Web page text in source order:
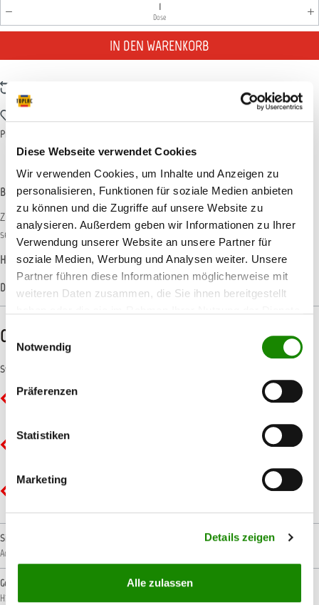
Diese Webseite verwendet Cookies
Wir verwenden Cookies, um Inhalte und Anzeigen zu
personalisieren, Funktionen für soziale Medien anbieten
zu können und die Zugriffe auf unsere Website zu
analysieren. Außerdem geben wir Informationen zu Ihrer
Verwendung unserer Website an unsere Partner für
soziale Medien, Werbung und Analysen weiter. Unsere
Partner führen diese Informationen möglicherweise mit
weiteren Daten zusammen, die Sie ihnen bereitgestellt
Einwilligungsauswahl
Notwendig
Präferenzen
Statistiken
Marketing
Details zeigen
Alle zulassen
Produkt Anzahl: Gib den gewünschten Wert ein oder
Dose
IN DEN WARENKORB
Produktnummer:
Beschreibung
Zinn- und kupferfreie, selbstpolierende Unterwasserfarbe. Durch die
selbstpolierende Wirkung bleibt das Unterwasserschiff gl…
Hersteller-Informationen
Datenblätter
CLP-/REACH-Hinweise
Symbole
GHS02 - Flamme: Entzündbar
GHS07 - Ausrufezeichen: Gesundheitsgefahr
GHS09 - Umwelt: Umweltgefährlich
Signalwort
Achtung!
Gefahrenhinweise
H226: Flüssigkeit und Dampf entzündbar.